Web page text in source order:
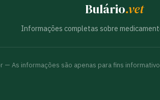
Bulário.vet
Informações completas sobre
— As informações são apenas para fins